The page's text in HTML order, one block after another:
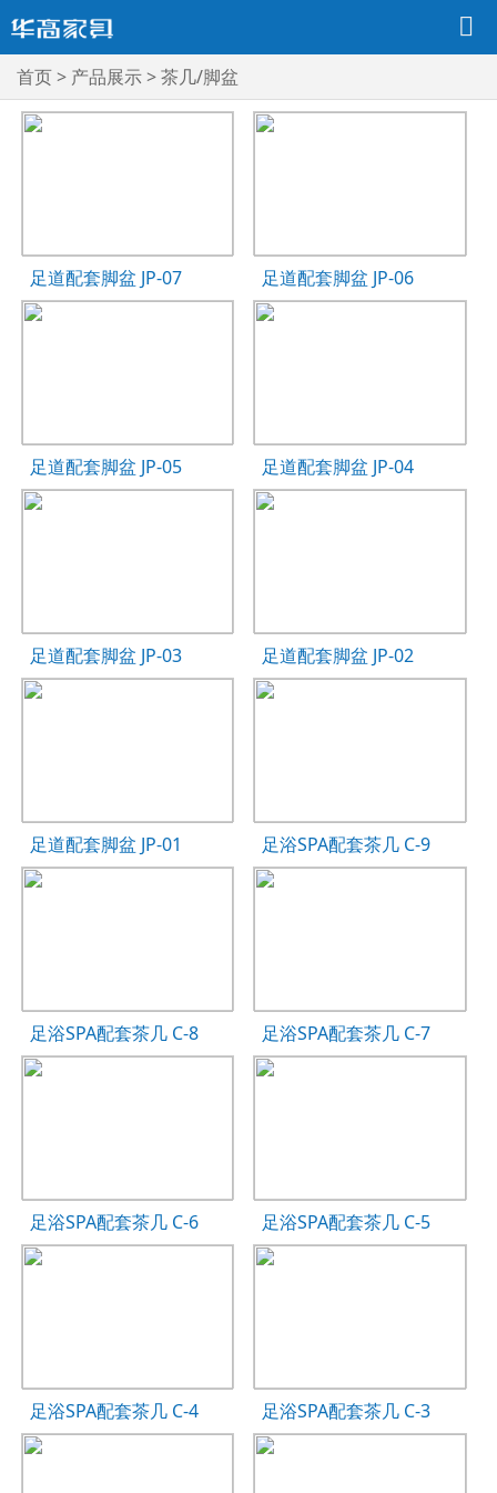
首页> 产品展示>茶几/脚盆
足道配套脚盆 JP-07 足道配套脚盆 JP-06
足道配套脚盆 JP-05 足道配套脚盆 JP-04
足道配套脚盆 JP-03 足道配套脚盆 JP-02
足道配套脚盆 JP-01 足浴SPA配套茶几 C-9
足浴SPA配套茶几 C-8 足浴SPA配套茶几 C-7
足浴SPA配套茶几 C-6 足浴SPA配套茶几 C-5
足浴SPA配套茶几 C-4 足浴SPA配套茶几 C-3